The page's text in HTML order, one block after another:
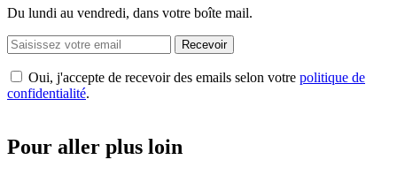
Du lundi au vendredi, dans votre boîte mail.
Recevoir
Oui, j'accepte de recevoir des emails selon votre politique de
confidentialité.
Pour aller plus loin